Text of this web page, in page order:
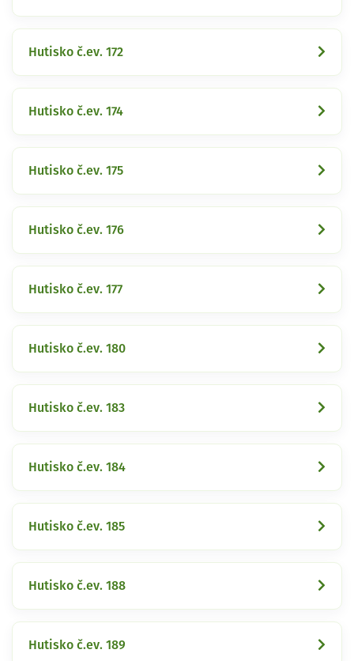
Hutisko č.ev. 172
Hutisko č.ev. 174
Hutisko č.ev. 175
Hutisko č.ev. 176
Hutisko č.ev. 177
Hutisko č.ev. 180
Hutisko č.ev. 183
Hutisko č.ev. 184
Hutisko č.ev. 185
Hutisko č.ev. 188
Hutisko č.ev. 189